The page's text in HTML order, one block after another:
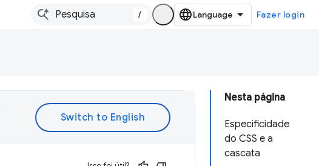
/ Fazer login
Nesta página
Especificidade
do CSS e a
cascata